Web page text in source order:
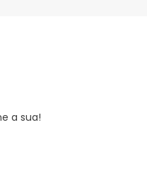
a sua!